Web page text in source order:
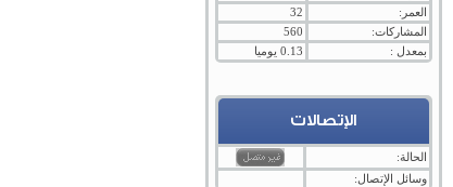
العمر:
32
المشاركات:
560
بمعدل :
0.13 يوميا
الإتصالات
الحالة:
وسائل الإتصال: